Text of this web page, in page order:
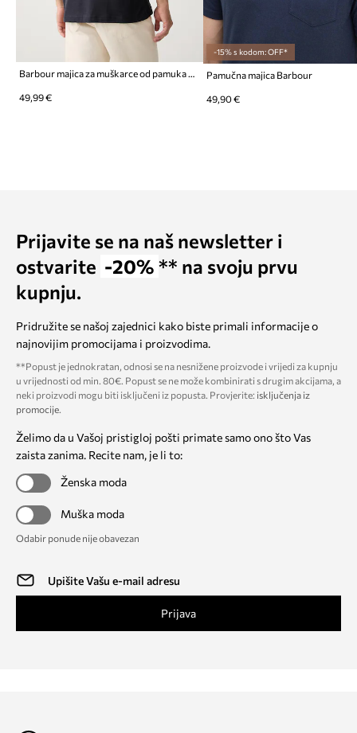
Barbour majica za muškarce od pamuka MOONWELL
49,99 €
-15% s kodom: OFF*
Pamučna majica Barbour
49,90 €
Prijavite se na naš newsletter i
ostvarite -20% ** na svoju prvu
kupnju.
Pridružite se našoj zajednici kako biste primali informacije o
najnovijim promocijama i proizvodima.
**Popust je jednokratan, odnosi se na nesnižene proizvode i vrijedi za kupnju
u vrijednosti od min. 80€. Popust se ne može kombinirati s drugim akcijama, a
neki proizvodi mogu biti isključeni iz popusta. Provjerite: isključenja iz
promocije.
Želimo da u Vašoj pristigloj pošti primate samo ono što Vas
zaista zanima. Recite nam, je li to:
Ženska moda
Muška moda
Odabir ponude nije obavezan
Prijava